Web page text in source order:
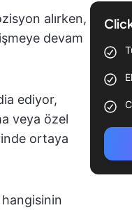
alırken,
devam
ediyor,
veya özel
ortaya
hangisinin